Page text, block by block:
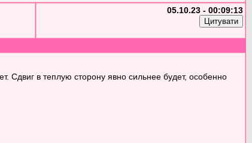
05.10.23 - 00:09:13
Сдвиг в теплую сторону явно сильнее будет, особенно